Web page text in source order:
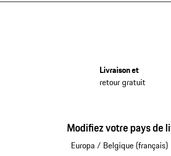
Livraison et
retour gratuit
Modifiez votre pays de
Europa / Belgique (français)